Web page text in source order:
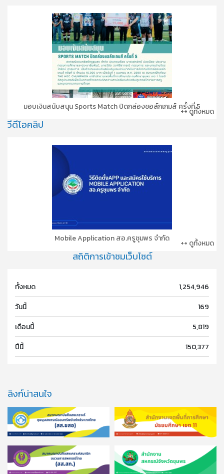
มอบเงินสนับสนุน Sports Match ปิดกล่องชอล์กเกมส์ ครั้งที่ 5
++ ดูทั้งหมด
วีดีโอคลิป
Mobile Application สอ.ครูชุมพร จำกัด ++ ดูทั้งหมด
สถิติการเข้าชมเว็บไซต์
ทั้งหมด
1,254,946
วันนี้
169
เดือนนี้
5,819
ปีนี้
150,377
ลิงก์น่าสนใจ